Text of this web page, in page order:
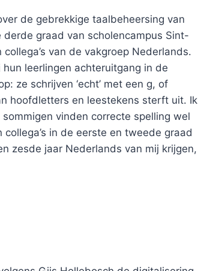
de gebrekkige taalbeheersing van
graad van scholencampus Sint-
van de vakgroep Nederlands.
leerlingen achteruitgang in de
ze schrijven ‘echt’ met een g, of
hoofdletters en leestekens sterft uit. Ik
vinden correcte spelling wel
in de eerste en tweede graad
zesde jaar Nederlands van mij krijgen,